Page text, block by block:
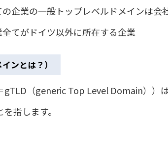
企業の一般トップレベルドメインは会
てがドイツ以外に所在する企業
ンとは？）
gTLD（generic Top Level Domain）
指します。